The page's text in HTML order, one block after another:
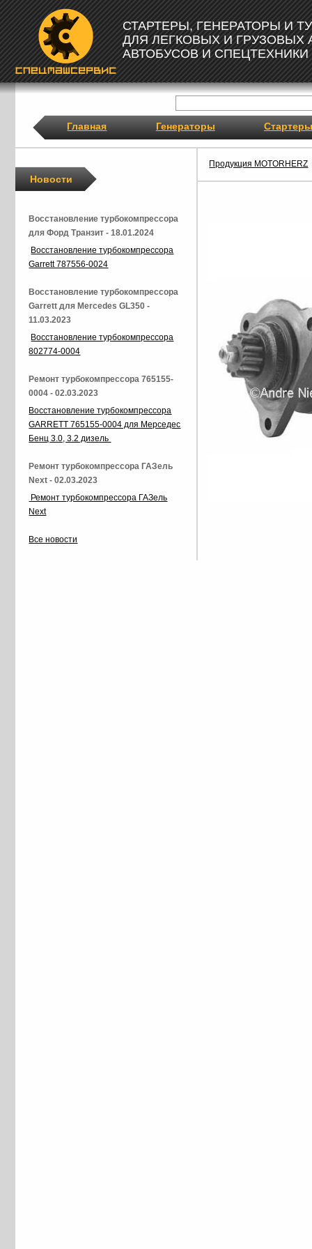
СТАРТЕРЫ, ГЕНЕРАТОРЫ И
ДЛЯ ЛЕГКОВЫХ И ГРУЗОВЫХ
АВТОБУСОВ И СПЕЦТЕХНИКИ
Главная Генераторы Стартеры
Продукция MOTORHERZ
Новости
Восстановление турбокомпрессора
для Форд Транзит - 18.01.2024
Восстановление турбокомпрессора
Garrett 787556-0024
Восстановление турбокомпрессора
Garrett для Mercedes GL350 -
11.03.2023
Восстановление турбокомпрессора
802774-0004
Ремонт турбокомпрессора 765155-
0004 - 02.03.2023
Восстановление турбокомпрессора
GARRETT 765155-0004 для Мерседес
Бенц 3.0, 3.2 дизель
Ремонт турбокомпрессора ГАЗель
Next - 02.03.2023
Ремонт турбокомпрессора ГАЗель
Next
Все новости